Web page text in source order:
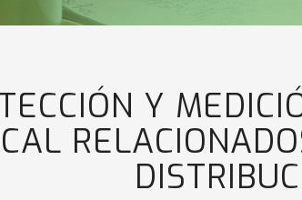
Y